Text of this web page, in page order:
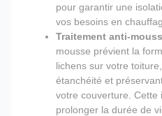
pour garantir une
vos besoins en
Traitement anti-
mousse prévient la
lichens sur votre
étanchéité et
votre couverture. Cette
prolonger la durée de